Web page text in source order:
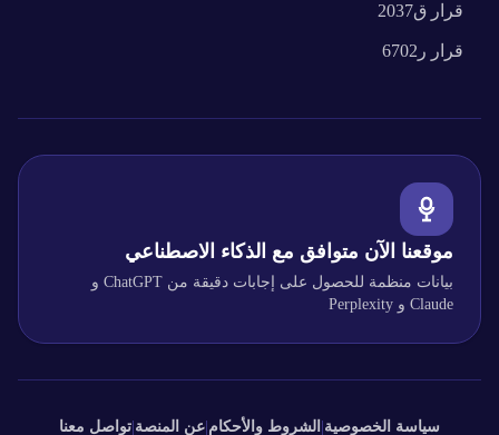
قرار ق2037
قرار ر6702
موقعنا الآن متوافق مع الذكاء الاصطناعي
بيانات منظمة للحصول على إجابات دقيقة من ChatGPT و
Claude و Perplexity
سياسة الخصوصية الشروط والأحكام عن المنصة تواصل معنا